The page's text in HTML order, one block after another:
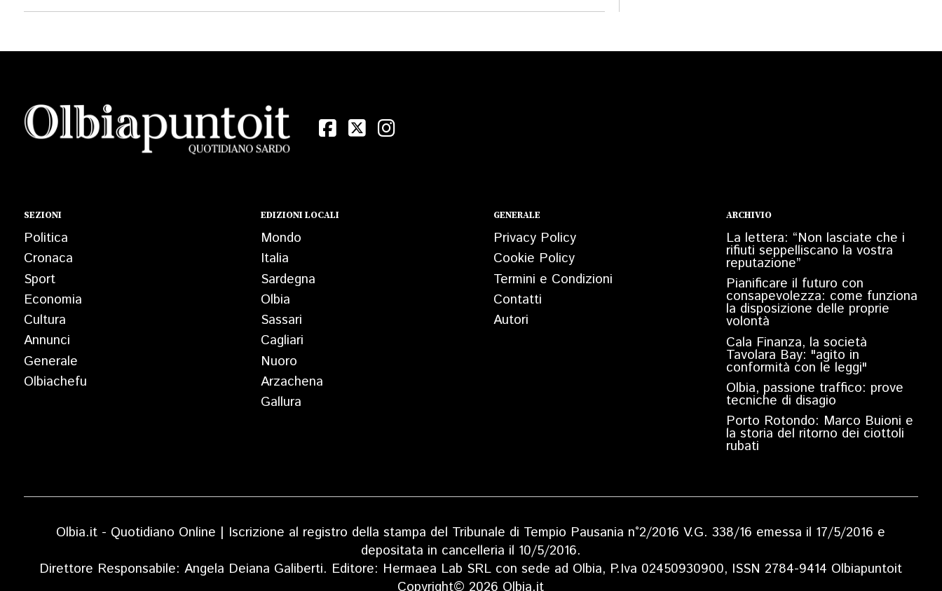
SEZIONI
Politica
Cronaca
Sport
Economia
Cultura
Annunci
Generale
Olbiachefu
EDIZIONI LOCALI
Mondo
Italia
Sardegna
Olbia
Sassari
Cagliari
Nuoro
Arzachena
Gallura
GENERALE
Privacy Policy
Cookie Policy
Termini e Condizioni
Contatti
Autori
ARCHIVIO
La lettera: “Non lasciate che i
rifiuti seppelliscano la vostra
reputazione”
Pianificare il futuro con
consapevolezza: come funziona
la disposizione delle proprie
volontà
Cala Finanza, la società
Tavolara Bay: "agito in
conformità con le leggi"
Olbia, passione traffico: prove
tecniche di disagio
Porto Rotondo: Marco Buioni e
la storia del ritorno dei ciottoli
rubati
Olbia.it - Quotidiano Online | Iscrizione al registro della stampa del Tribunale di Tempio Pausania n°2/2016 V.G. 338/16 emessa il 17/5/2016 e
depositata in cancelleria il 10/5/2016.
Direttore Responsabile: Angela Deiana Galiberti. Editore: Hermaea Lab SRL con sede ad Olbia, P.Iva 02450930900, ISSN 2784-9414 Olbiapuntoit
Copyright© 2026 Olbia.it